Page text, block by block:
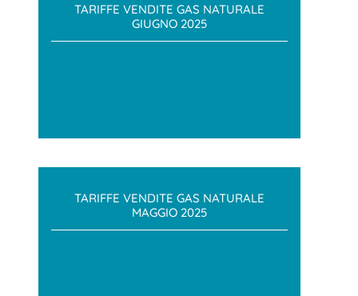
TARIFFE VENDITE GAS NATURALE
GIUGNO 2025
TARIFFE VENDITE GAS NATURALE
MAGGIO 2025